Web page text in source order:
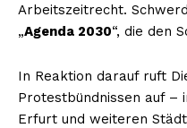
Arbeitszeitrecht.
„Agenda 2030“, die den
In Reaktion darauf ruft
Protestbündnissen auf –
Erfurt und weiteren